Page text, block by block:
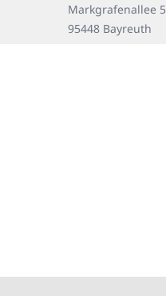
Markgrafenallee 5
95448 Bayreuth